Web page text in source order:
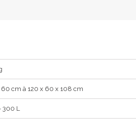
cm à 120 x 60 x 108 cm
300 L